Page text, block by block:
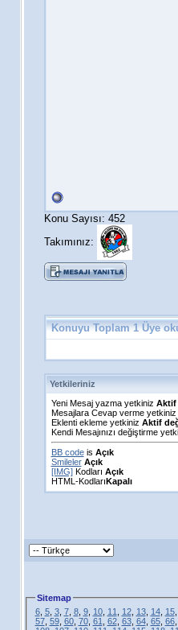
Konu Sayısı: 452
Takımınız:
Konuyu Toplam 1 Üye
Yetkileriniz
Yeni Mesaj yazma yetkiniz Aktif
Mesajlara Cevap verme yetkiniz
Eklenti ekleme yetkiniz Aktif
Kendi Mesajınızı değiştirme
BB codeis Açık
Smileler Açık
[IMG]Kodları Açık
HTML-KodlarıKapalı
Sitemap
6, 5, 3, 7, 8, 9, 10, 11 12, 13, 14, 15,
57, 59, 60, 70, 61 62, 63, 64, 65, 66,